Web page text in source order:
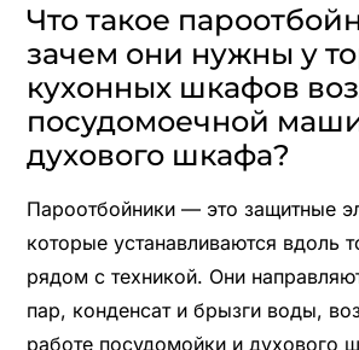
Что такое
зачем они нужны у
кухонных шкафов
посудомоечной
духового шкафа?
Пароотбойники — это защитные
которые устанавливаются вдоль
рядом с техникой. Они
пар, конденсат и брызги воды,
работе посудомойки и духового